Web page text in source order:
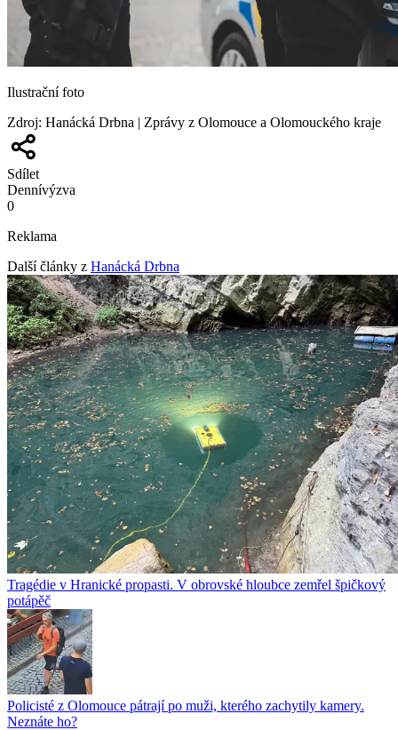
Ilustrační foto
Zdroj: Hanácká Drbna | Zprávy z Olomouce a Olomouckého kraje
Sdílet
Dennívýzva
0
Reklama
Další články z Hanácká Drbna
Tragédie v Hranické propasti. V obrovské hloubce zemřel špičkový
potápěč
Policisté z Olomouce pátrají po muži, kterého zachytily kamery.
Neznáte ho?